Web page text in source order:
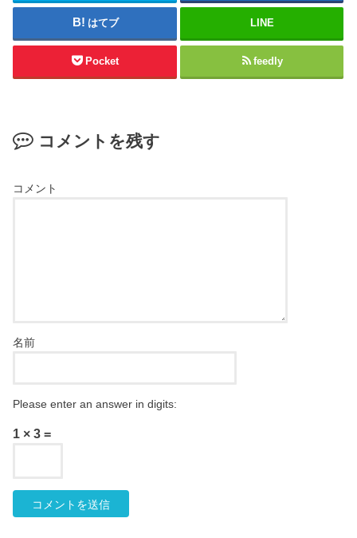
はてブ LINE
Pocket feedly
コメントを残す
コメント
名前
Please enter an answer in digits:
1 × 3 =